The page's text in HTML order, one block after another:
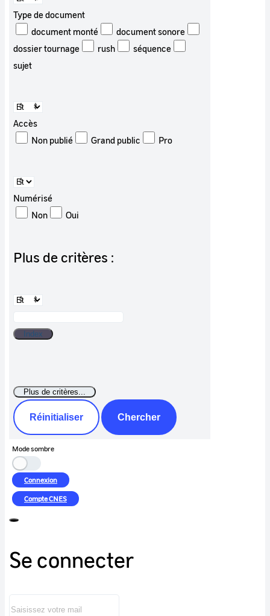
Type de document
document monté
document sonore
dossier tournage
rush
séquence
sujet
Accès
Non publié
Grand public Pro
Numérisé
Non
Oui
Plus de critères :
Réinitialiser Chercher
Mode sombre
Connexion
CompteCNES
Se connecter